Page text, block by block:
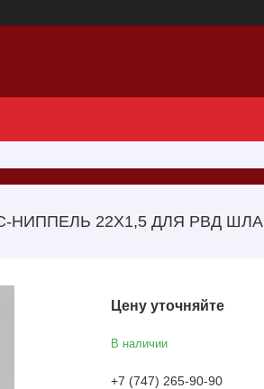
НИППЕЛЬ 22Х1,5 ДЛЯ РВД
Цену уточняйте
В наличии
+7 (747) 265-90-90